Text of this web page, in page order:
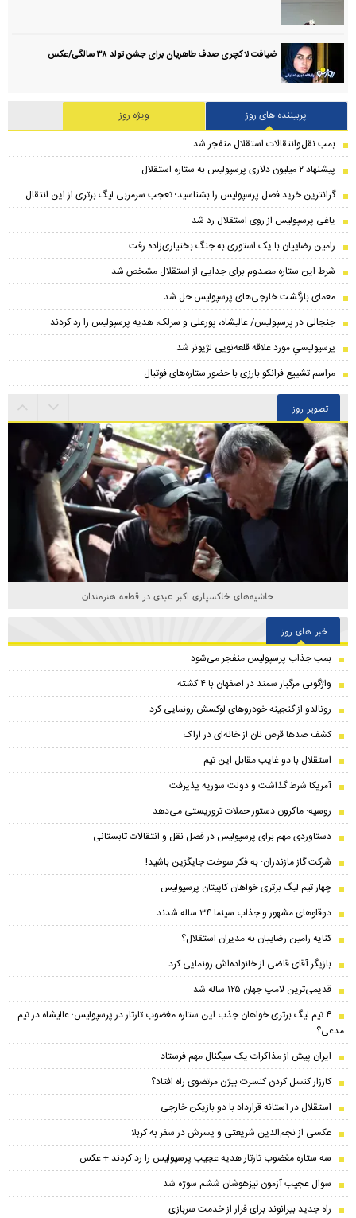
ضیافت لاکچری صدف طاهریان برای جشن تولد ۳۸ سالگی‌/عکس
پربیننده های روز
ویژه روز
بمب نقل‌وانتقالات استقلال منفجر شد
پیشنهاد ۲ میلیون دلاری پرسپولیس به ستاره استقلال
گرانترین خرید فصل پرسپولیس را بشناسید؛ تعجب سرمربی لیگ برتری از این انتقال
یاغی پرسپولیس از روی استقلال رد شد
رامین رضاییان با یک استوری به جنگ بختیاری‌زاده رفت
شرط این ستاره مصدوم برای جدایی از استقلال مشخص شد
معمای بازگشت خارجی‌های پرسپولیس حل شد
جنجالی در پرسپولیس/ عالیشاه، پورعلی و سرلک، هدیه پرسپولیس را رد کردند
پرسپولیسیِ مورد علاقه قلعه‌نویی لژیونر شد
مراسم تشییع فرانکو بارزی با حضور ستاره‌های فوتبال
تصویر روز
حاشیه‌های خاکسپاری اکبر عبدی در قطعه هنرمندان
خبر های روز
بمب جذاب پرسپولیس منفجر می‌شود
واژگونی مرگبار سمند در اصفهان با ۴ کشته
رونالدو از گنجینه خودروهای لوکسش رونمایی کرد
کشف صدها قرص نان از خانه‌ای در اراک
استقلال با دو غایب مقابل این تیم
آمریکا شرط گذاشت و دولت سوریه پذیرفت
روسیه: ماکرون دستور حملات تروریستی می‌دهد
دستاوردی مهم برای پرسپولیس در فصل نقل و انتقالات تابستانی
شرکت گاز مازندران: به فکر سوخت جایگزین باشید!
چهار تیم لیگ برتری خواهان کاپیتان پرسپولیس
دوقلوهای مشهور و جذاب سینما ۳۴ ساله شدند
کنایه رامین رضاییان به مدیران استقلال؟
بازیگر آقای قاضی از خانواده‌اش رونمایی کرد
قدیمی‌ترین لامپ جهان ۱۲۵ ساله شد
۴ تیم لیگ برتری خواهان جذب این ستاره مغضوب تارتار در پرسپولیس؛‌ عالیشاه در تیم
مدعی؟
ایران پیش از مذاکرات یک سیگنال مهم فرستاد
کارزار کنسل کردن کنسرت بیژن مرتضوی راه افتاد؟
استقلال در آستانه قرارداد با دو بازیکن خارجی
عکسی از نجم‌الدین شریعتی و پسرش در سفر به کربلا
سه ستاره مغضوب تارتار هدیه عجیب پرسپولیس را رد کردند + عکس
سوال عجیب آزمون تیزهوشان ششم سوژه شد
راه جدید بیرانوند برای فرار از خدمت سربازی